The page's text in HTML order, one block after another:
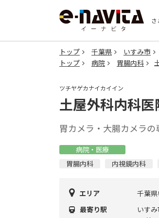
さ
トップ 千葉県 いすみ市
トップ
病院 胃腸内科
ツチヤゲカナイカイイン
土屋外科内科医
胃カメラ・大腸カメラの
病院・医療
胃腸内科
内視鏡内科
エリア
千葉
最寄り駅
いす